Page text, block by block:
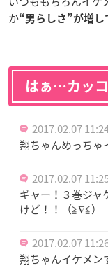
か“男らしさ”が増し
はぁ…カッ
2017.02.07
翔ちゃんめっち
2017.02.07
ギャー！３巻ジャ
けど！！（≧∇≦）
2017.02.07
翔ちゃんイケメン